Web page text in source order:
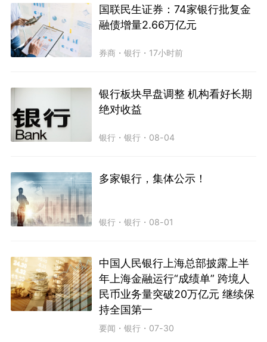
国联民生证券：74家银行批复金
融债增量2.66万亿元
券商 ・银行 ・ 17小时前
银行板块早盘调整 机构看好长期
绝对收益
银行 ・银行 ・ 08-04
多家银行，集体公示！
银行 ・银行 ・ 08-01
中国人民银行上海总部披露上半
年上海金融运行“成绩单” 跨境人
民币业务量突破20万亿元 继续保
持全国第一
要闻 ・银行 ・ 07-30